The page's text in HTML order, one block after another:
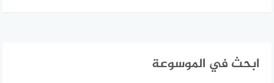
ابحث في الموسوعة